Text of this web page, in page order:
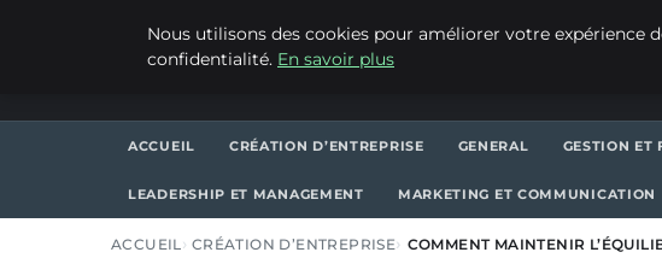
ACCUEIL CRÉATION D’ENTREPRISE GENERAL GESTION ET
LEADERSHIP ET MANAGEMENT MARKETING ET COMMUNICATION
ACCUEIL CRÉATION D’ENTREPRISE COMMENT MAINTENIR
Nous utilisons des cookies pour améliorer votre expérience
confidentialité. En savoir plus